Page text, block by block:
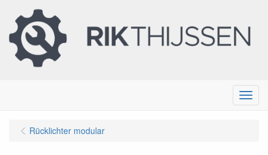
Menu
Rücklichter modular